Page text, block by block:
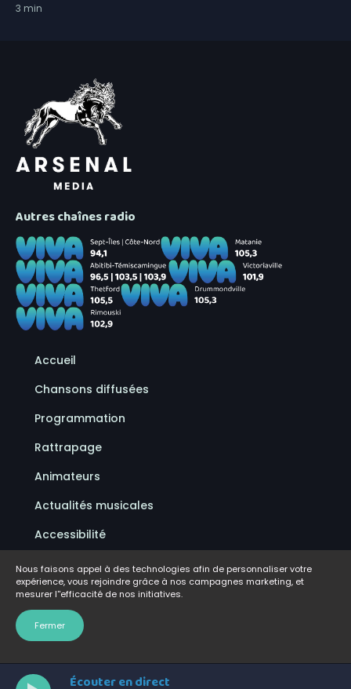
Écouter en direct
3 min
Autres chaînes radio
Accueil
Chansons diffusées
Programmation
Rattrapage
Animateurs
Actualités musicales
Accessibilité
Politique de confidentialité
Conditions d'utilisation
FAQ
Nous faisons appel à des technologies afin de personnaliser votre
expérience, vous rejoindre grâce à nos campagnes marketing, et
mesurer l''efficacité de nos initiatives.
Fermer